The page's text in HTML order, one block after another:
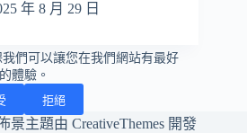
我們可以讓您在我們網站有最好
的體驗。
拒絕
年 8 月 29 日
景主題由 CreativeThemes 開發